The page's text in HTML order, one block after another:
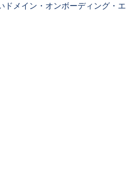
ドメイン・オンボーディング・エ